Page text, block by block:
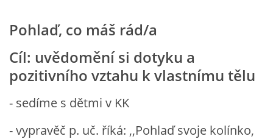
VÝTVARNÉ AKTIVITY - ZIMA
CHARAKTERISTIKA ROČNÍCH OBDOBÍ
HÁDANKY K TÉMATU JARO, LÉTO, PODZIM,ZIMA
Pohlaď, co máš rád/a
Cíl: uvědomění si dotyku a
pozitivního vztahu k vlastnímu tělu
- sedíme s dětmi v KK
- vypravěč p. uč. říká: ,,Pohlaď svoje kolínko,